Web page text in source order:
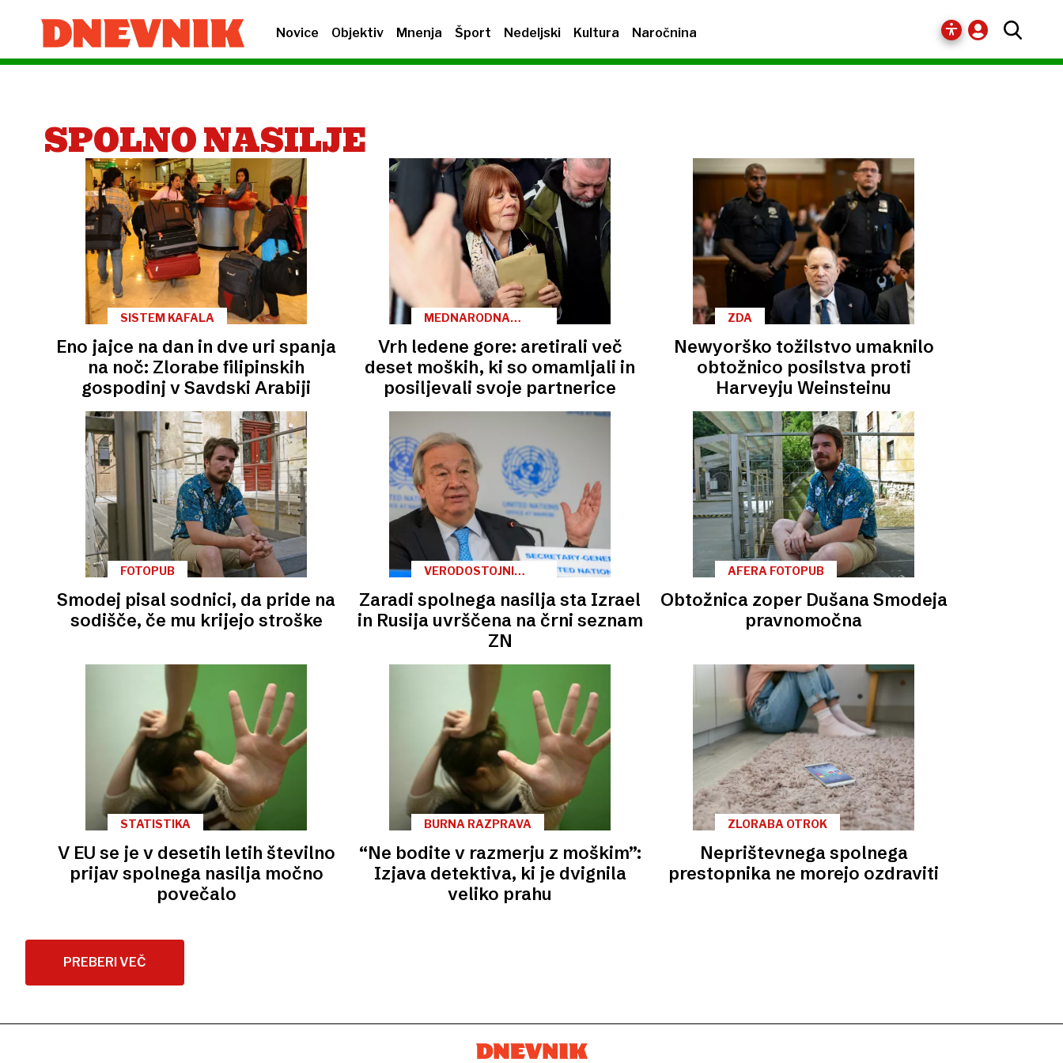
Novice Objektiv Mnenja Šport Nedeljski Kultura Naročnina
SPOLNO NASILJE
SISTEM KAFALA
Eno jajce na dan in dve uri spanja
na noč: Zlorabe filipinskih
gospodinj v Savdski Arabiji
MEDNARODNA
Vrh ledene gore: aretirali več
deset moških, ki so omamljali in
posiljevali svoje partnerice
ZDA
Newyorško tožilstvo umaknilo
obtožnico posilstva proti
Harveyju Weinsteinu
FOTOPUB
Smodej pisal sodnici, da pride na
sodišče, če mu krijejo stroške
VERODOSTOJNI
Zaradi spolnega nasilja sta Izrael
in Rusija uvrščena na črni seznam
ZN
AFERA FOTOPUB
Obtožnica zoper Dušana Smodeja
pravnomočna
STATISTIKA
V EU se je v desetih letih številno
prijav spolnega nasilja močno
povečalo
BURNA RAZPRAVA
“Ne bodite v razmerju z moškim”:
Izjava detektiva, ki je dvignila
veliko prahu
ZLORABA OTROK
Neprištevnega spolnega
prestopnika ne morejo ozdraviti
PREBERI VEČ